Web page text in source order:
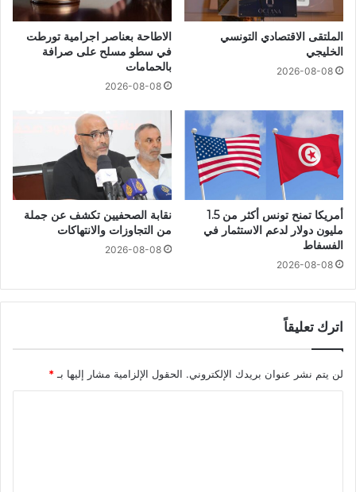
الملتقى الاقتصادي التونسي
الخليجي
2026-08-08
الاطاحة بعناصر اجرامية تورطت
في سطو مسلح على صرافة
بالحمامات
2026-08-08
أمريكا تمنح تونس أكثر من 1.5
مليون دولار لدعم الاستثمار في
الفسفاط
2026-08-08
نقابة الصحفيين تكشف عن جملة
من التجاوزات والانتهاكات
2026-08-08
اترك تعليقاً
لن يتم نشر عنوان بريدك الإلكتروني. الحقول الإلزامية مشار إليها بـ *